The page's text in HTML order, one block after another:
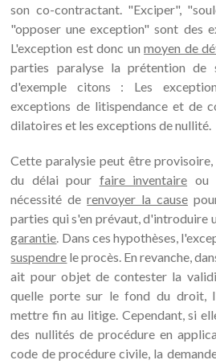
son co-contractant. "Exciper",
"opposer une exception" sont des
L'exception est donc unmoyen de
parties paralyse la prétention de
d'exemple citons : Les
exceptions de litispendance et de
dilatoires et les exceptions de nullité.
Cette paralysie peut être
du délai pour faire inventaire ou
nécessité derenvoyer la cause
parties qui s'en prévaut, d'introduire
garantie. Dans ces hypothèses,
suspendre le procès. En revanche,
ait pour objet de contester la
quelle porte sur le fond du droit,
mettre fin au litige. Cependant, si
des nullités de procédure en
code de procédure civile, la